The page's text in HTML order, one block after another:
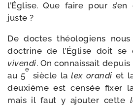
l’Église. Que faire pour
juste ?
De doctes théo­lo­giens
doc­trine de l’Église doit se
viven­di. On connais­sait
au 5
e
siècle lalex oran­di et
deuxième est cen­sée fixer
mais il faut y ajou­ter cette